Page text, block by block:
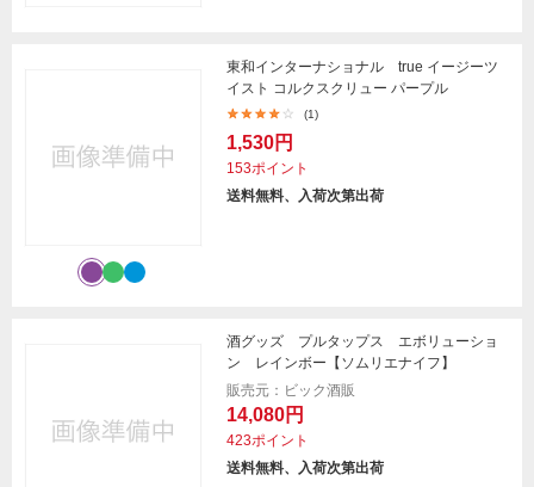
東和インターナショナル true イージーツ
イスト コルクスクリュー パープル
(1)
1,530円
153ポイント
送料無料、入荷次第出荷
酒グッズ プルタップス エボリューショ
ン レインボー【ソムリエナイフ】
販売元：ビック酒販
14,080円
423ポイント
送料無料、入荷次第出荷